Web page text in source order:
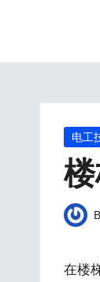
Posted
in
电工
Posted
在楼